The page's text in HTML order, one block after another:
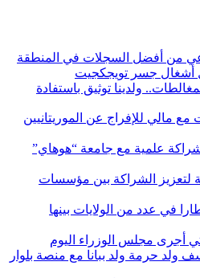
من أفضل السجلات في المنطقة
أشغال جسر تويجكجيت
ولدينا توثيق باستفادة
مع مالي للإفراج عن الموريتانيين
علمية مع جامعة “هوهاي”
لتعزيز الشراكة بين مؤسسات
في عدد من الولايات بينها
أجرى مجلس الوزراء اليوم
ولد حرمة ولد ببانا مع منصة بلوار